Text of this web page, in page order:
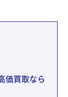
価買取なら